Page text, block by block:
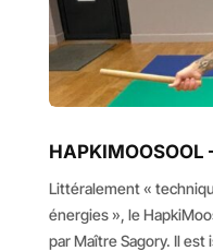
Littéralement «
énergies », le
par Maître Sagory. Il